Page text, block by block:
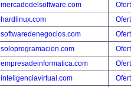
mercadodelsoftware.com
hardlinux.com
softwaredenegocios.com
soloprogramacion.com
empresadeinformatica.com
inteligenciavirtual.com